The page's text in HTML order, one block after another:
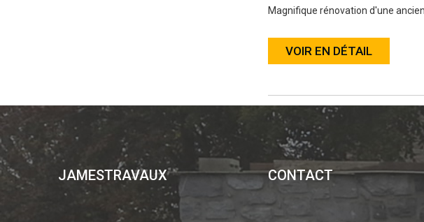
Magnifique rénovation d'une
VOIR EN DÉTAIL
JAMESTRAVAUX CONTACT